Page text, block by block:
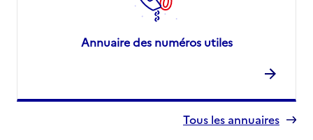
Annuaire des numéros utiles
Tous les annuaires